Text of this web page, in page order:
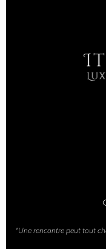
"Une rencontre peut tout